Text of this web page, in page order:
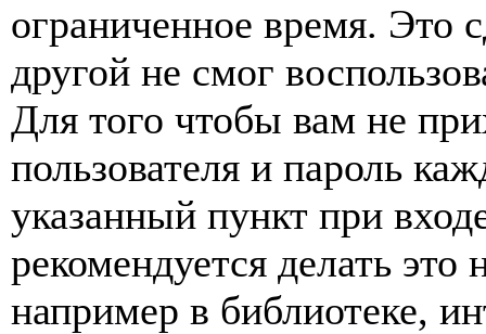
ограниченное время. Это
другой не смог
Для того чтобы вам не
пользователя и пароль
указанный пункт при
рекомендуется делать
например в библиотеке,